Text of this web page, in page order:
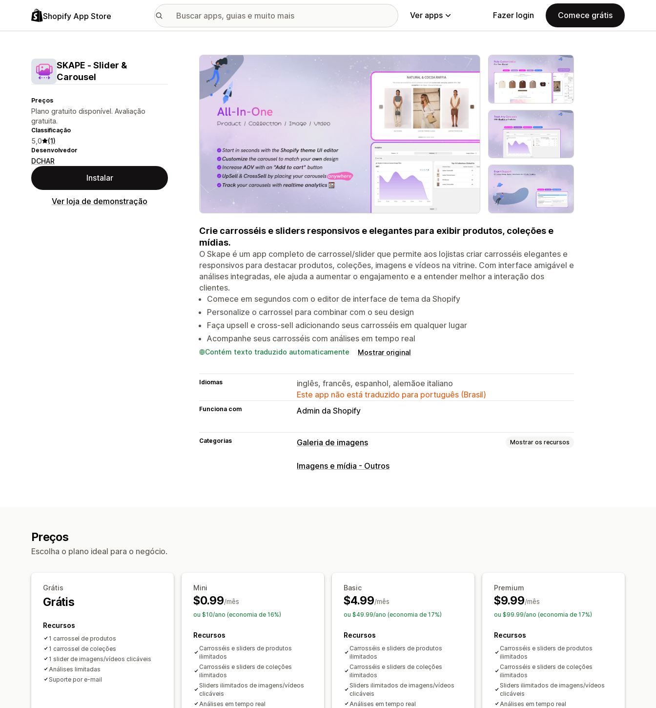
Shopify App Store Ver apps Fazer login Comece grátis
SKAPE ‑ Slider &
Carousel
Preços
Plano gratuito disponível. Avaliação
gratuita.
Classificação
5,0 (1)
Desenvolvedor
DCHAR
Instalar
Ver loja de demonstração
Galeria de imagens em destaque
Crie carrosséis e sliders responsivos e elegantes para exibir produtos, coleções e
mídias.
O Skape é um app completo de carrossel/slider que permite aos lojistas criar carrosséis elegantes e
responsivos para destacar produtos, coleções, imagens e vídeos na vitrine. Com interface amigável e
análises integradas, ele ajuda a aumentar o engajamento e a entender melhor a interação dos
clientes.
Comece em segundos com o editor de interface de tema da Shopify
Personalize o carrossel para combinar com o seu design
Faça upsell e cross-sell adicionando seus carrosséis em qualquer lugar
Acompanhe seus carrosséis com análises em tempo real
Contém texto traduzido automaticamente Mostrar original
Idiomas
inglês, francês, espanhol, alemãoe italiano
Este app não está traduzido para português (Brasil)
Funciona com Admin da Shopify
Categorias Galeria de imagens Mostrar os recursos
Tipos de galeria
Imagens e mídia - Outros
Preços
Escolha o plano ideal para o negócio.
Grátis
Grátis
Recursos
1 carrossel de produtos
1 carrossel de coleções
1 slider de imagens/vídeos clicáveis
Análises limitadas
Suporte por e-mail
Mini
$0.99/mês
ou $10/ano (economia de 16%)
Recursos
Carrosséis e sliders de produtos
ilimitados
Carrosséis e sliders de coleções
ilimitados
Sliders ilimitados de imagens/vídeos
clicáveis
Análises em tempo real
Basic
$4.99/mês
ou $49.99/ano (economia de 17%)
Recursos
Carrosséis e sliders de produtos
ilimitados
Carrosséis e sliders de coleções
ilimitados
Sliders ilimitados de imagens/vídeos
clicáveis
Análises em tempo real
Premium
$9.99/mês
ou $99.99/ano (economia de 17%)
Recursos
Carrosséis e sliders de produtos
ilimitados
Carrosséis e sliders de coleções
ilimitados
Sliders ilimitados de imagens/vídeos
clicáveis
Análises em tempo real